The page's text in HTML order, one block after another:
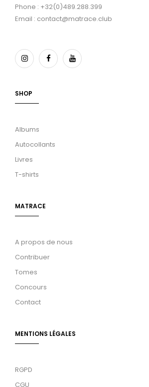
Phone : +32(0)489.288.399
Email : contact@matrace.club
SHOP
Albums
Autocollants
Livres
T-shirts
MATRACE
A propos de nous
Contribuer
Tomes
Concours
Contact
MENTIONS LÉGALES
RGPD
CGU